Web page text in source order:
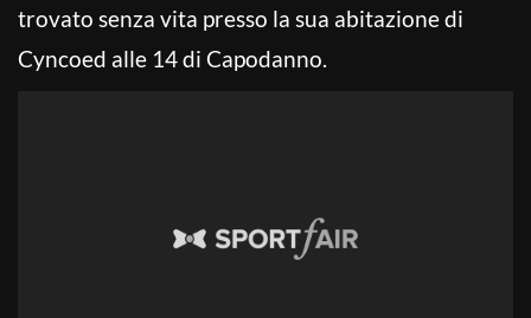
trovato senza vita presso la sua abitazione di
Cyncoed alle 14 di Capodanno.